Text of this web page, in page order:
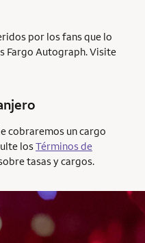
por los fans que lo
Fargo Autograph. Visite
cobraremos un cargo
losTérminos de
tasas y cargos.